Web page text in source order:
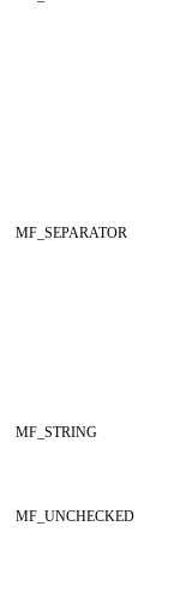
MF_SEPARATOR
MF_STRING
MF_UNCHECKED